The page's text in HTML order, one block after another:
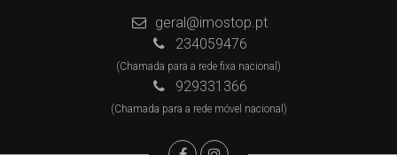
geral@imostop.pt
234059476
(Chamada para a rede fixa nacional)
929331366
(Chamada para a rede móvel nacional)